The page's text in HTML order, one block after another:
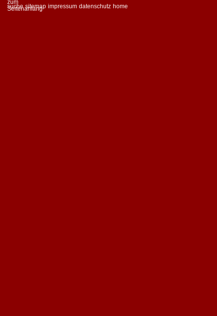
suche sitemap impressum datenschutz home